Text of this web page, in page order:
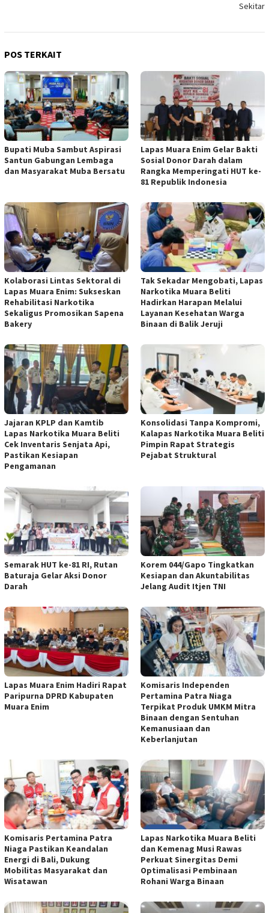
Sekitar
POS TERKAIT
Bupati Muba Sambut Aspirasi
Santun Gabungan Lembaga
dan Masyarakat Muba Bersatu
Lapas Muara Enim Gelar Bakti
Sosial Donor Darah dalam
Rangka Memperingati HUT ke-
81 Republik Indonesia
Kolaborasi Lintas Sektoral di
Lapas Muara Enim: Sukseskan
Rehabilitasi Narkotika
Sekaligus Promosikan Sapena
Bakery
Tak Sekadar Mengobati, Lapas
Narkotika Muara Beliti
Hadirkan Harapan Melalui
Layanan Kesehatan Warga
Binaan di Balik Jeruji
Jajaran KPLP dan Kamtib
Lapas Narkotika Muara Beliti
Cek Inventaris Senjata Api,
Pastikan Kesiapan
Pengamanan
Konsolidasi Tanpa Kompromi,
Kalapas Narkotika Muara Beliti
Pimpin Rapat Strategis
Pejabat Struktural
Semarak HUT ke-81 RI, Rutan
Baturaja Gelar Aksi Donor
Darah
Korem 044/Gapo Tingkatkan
Kesiapan dan Akuntabilitas
Jelang Audit Itjen TNI
Lapas Muara Enim Hadiri Rapat
Paripurna DPRD Kabupaten
Muara Enim
Komisaris Independen
Pertamina Patra Niaga
Terpikat Produk UMKM Mitra
Binaan dengan Sentuhan
Kemanusiaan dan
Keberlanjutan
Komisaris Pertamina Patra
Niaga Pastikan Keandalan
Energi di Bali, Dukung
Mobilitas Masyarakat dan
Wisatawan
Lapas Narkotika Muara Beliti
dan Kemenag Musi Rawas
Perkuat Sinergitas Demi
Optimalisasi Pembinaan
Rohani Warga Binaan